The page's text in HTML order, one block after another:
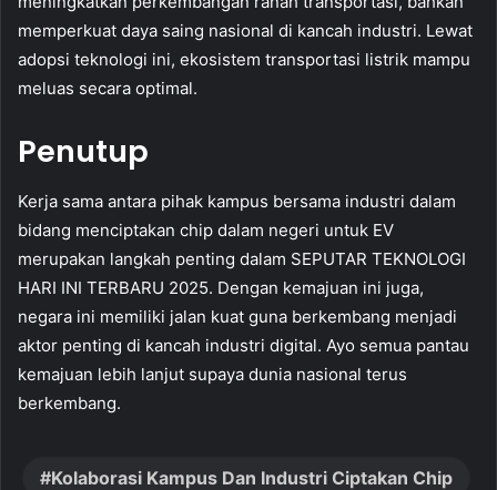
memperkuat daya saing nasional di kancah industri. Lewat
adopsi teknologi ini, ekosistem transportasi listrik mampu
meluas secara optimal.
Penutup
Kerja sama antara pihak kampus bersama industri dalam
bidang menciptakan chip dalam negeri untuk EV
merupakan langkah penting dalam SEPUTAR TEKNOLOGI
HARI INI TERBARU 2025. Dengan kemajuan ini juga,
negara ini memiliki jalan kuat guna berkembang menjadi
aktor penting di kancah industri digital. Ayo semua pantau
kemajuan lebih lanjut supaya dunia nasional terus
berkembang.
Kolaborasi Kampus Dan Industri Ciptakan Chip